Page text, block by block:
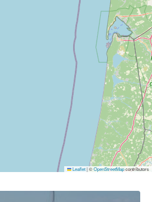
Leaflet|©OpenStreetMapcontributors